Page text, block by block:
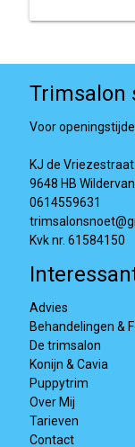
Trimsalon
Voor
KJ de
9648 HB
0614559631
Kvk nr. 61584150
Advies
Behandelingen &
De trimsalon
Konijn & Cavia
Puppytrim
Over Mij
Tarieven
Contact